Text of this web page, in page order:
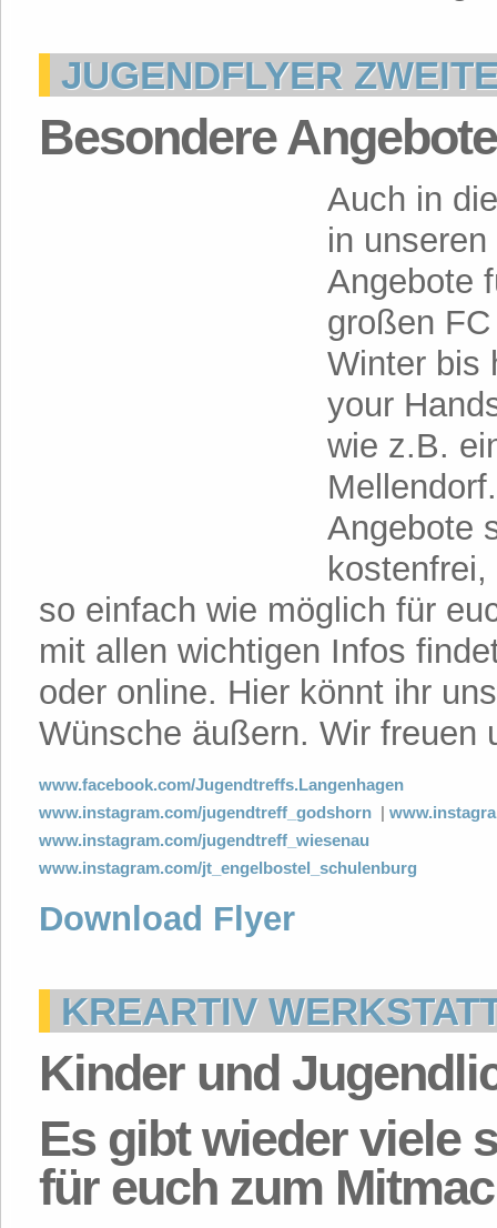
JUGENDFLYER
Besondere
Auch in
in
Angebote
großen
Winter bis
your
wie z.B.
Angebote
so einfach wie möglich für
mit allen wichtigen Infos
oder online. Hier könnt ihr
Wünsche äußern. Wir freuen
www.facebook.com/Jugendtreffs.Langenhagen
www.instagram.com/jugendtreff_godshorn |
www.instagram.com/jugendtreff_wiesenau
www.instagram.com/jt_engelbostel_schulenburg
Download Flyer
KREARTIV
Kinder und
Es gibt wieder viele
für euch zum